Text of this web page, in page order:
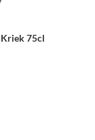
Kriek 75cl